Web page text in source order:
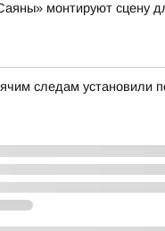
монтируют сцену
следам установили